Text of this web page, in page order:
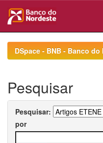
navigationDSpace - BNB - Banco
Pesquisar
Pesquisar:
por